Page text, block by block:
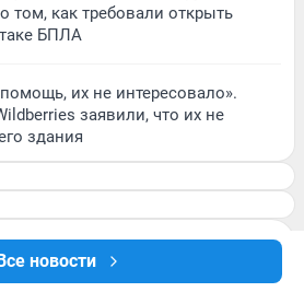
новости
том, как требовали открыть
БПЛА
их не интересовало».
заявили, что их не
здания